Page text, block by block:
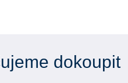
dokoupit